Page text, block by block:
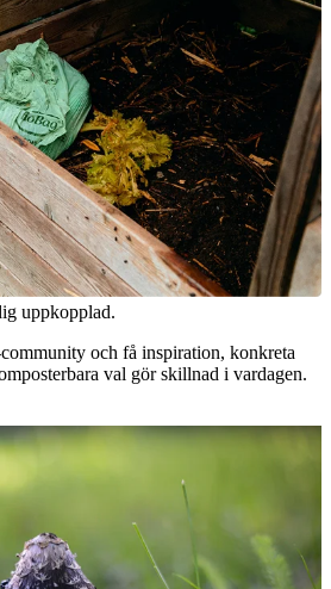
uppkopplad.
och få inspiration, konkreta
val gör skillnad i vardagen.